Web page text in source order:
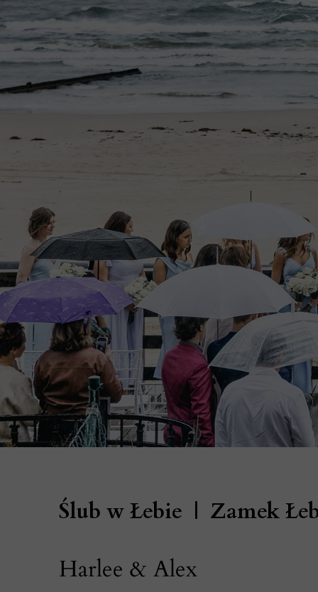
Harlee & Alex
Ślub w Łebie | Zamek